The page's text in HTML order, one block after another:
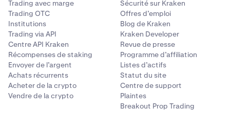
empêcher l’accès aux fonds.
Risque d’escroquerie
: Les projets frauduleux ou les
pyramides de Ponzi peuvent mener à une perte
complète de l’investissement.
Risque technologique
: Les bugs ou les failles de la
technologie de la blockchain peuvent compromettre
la fonctionnalité ou la valeur d’une crypto-monnaie.
: Si une plateforme d’échange
Trading avec marge
Trading OTC
Institutions
Trading via API
Centre API Kraken
Récompenses de staking
Envoyer de l’argent
Achats récurrents
Acheter de la crypto
Vendre de la crypto
Sécurité sur Kraken
Offres d’emploi
Blog de Kraken
Kraken Developer
Revue de presse
Programme d’affiliation
Listes d’actifs
Statut du site
Centre de support
Plaintes
Breakout Prop Trading